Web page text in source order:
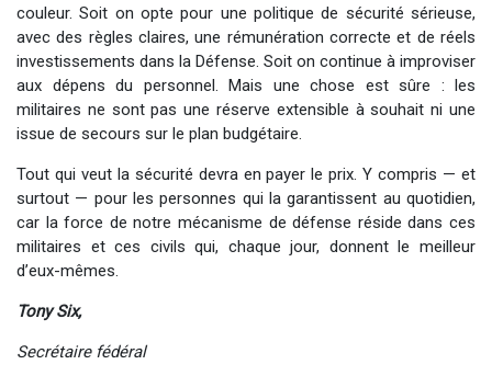
couleur. Soit on opte pour une politique de sécurité sérieuse,
avec des règles claires, une rémunération correcte et de réels
investissements dans la Défense. Soit on continue à improviser
aux dépens du personnel. Mais une chose est sûre : les
militaires ne sont pas une réserve extensible à souhait ni une
issue de secours sur le plan budgétaire. ​
Tout qui veut la sécurité devra en payer le prix. Y compris — et
surtout — pour les personnes qui la garantissent au quotidien,
car la force de notre mécanisme de défense réside dans ces
militaires et ces civils qui, chaque jour, donnent le meilleur
d’eux-mêmes.
Tony Six,
Secrétaire fédéral ​